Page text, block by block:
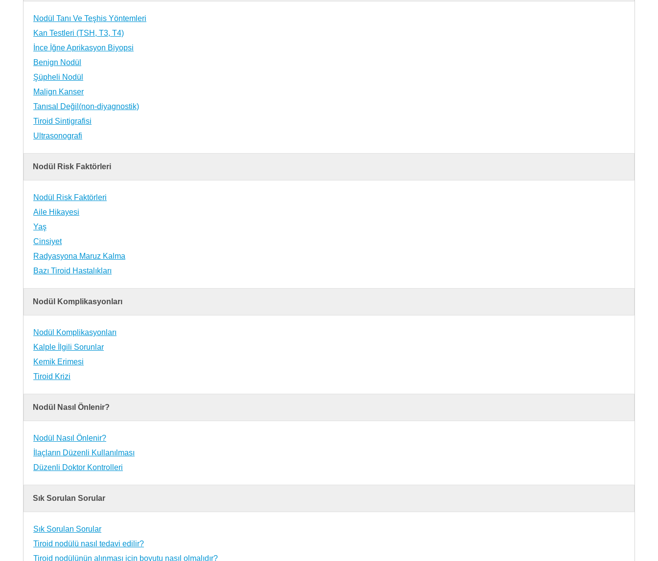
Nodül Tanı Ve Teşhis Yöntemleri
Kan Testleri (TSH, T3, T4)
İnce İğne Aprikasyon Biyopsi
Benign Nodül
Şüpheli Nodül
Malign Kanser
Tanısal Değil(non-diyagnostik)
Tiroid Sintigrafisi
Ultrasonografi
Nodül Risk Faktörleri
Nodül Risk Faktörleri
Aile Hikayesi
Yaş
Cinsiyet
Radyasyona Maruz Kalma
Bazı Tiroid Hastalıkları
Nodül Komplikasyonları
Nodül Komplikasyonları
Kalple İlgili Sorunlar
Kemik Erimesi
Tiroid Krizi
Nodül Nasıl Önlenir?
Nodül Nasıl Önlenir?
İlaçların Düzenli Kullanılması
Düzenli Doktor Kontrolleri
Sık Sorulan Sorular
Sık Sorulan Sorular
Tiroid nodülü nasıl tedavi edilir?
Tiroid nodülünün alınması için boyutu nasıl olmalıdır?